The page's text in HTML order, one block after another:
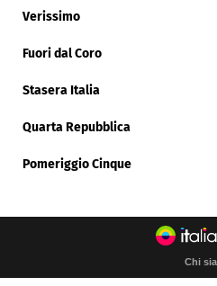
Verissimo
Fuori dal Coro
Stasera Italia
Quarta Repubblica
Pomeriggio Cinque
Chi